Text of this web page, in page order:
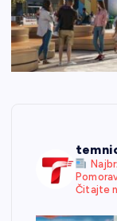
Čitajte